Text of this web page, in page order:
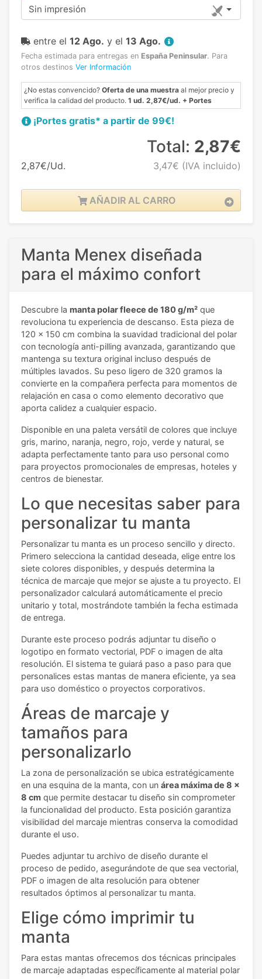
Sin impresión
entre el 12 Ago. y el 13 Ago.
Fecha estimada para entregas en España Peninsular. Para
otros destinos Ver Información
¿No estas convencido? Oferta de una muestra al mejor precio y
verifica la calidad del producto. 1 ud. 2,87€/ud. + Portes
¡Portes gratis* a partir de 99€!
2,87€/Ud.
Total: 2,87€
3,47€ (IVA incluido)
AÑADIR AL CARRO
Manta Menex diseñada
para el máximo confort
Descubre la manta polar fleece de 180 g/m² que
revoluciona tu experiencia de descanso. Esta pieza de
120 x 150 cm combina la suavidad tradicional del polar
con tecnología anti-pilling avanzada, garantizando que
mantenga su textura original incluso después de
múltiples lavados. Su peso ligero de 320 gramos la
convierte en la compañera perfecta para momentos de
relajación en casa o como elemento decorativo que
aporta calidez a cualquier espacio.
Disponible en una paleta versátil de colores que incluye
gris, marino, naranja, negro, rojo, verde y natural, se
adapta perfectamente tanto para uso personal como
para proyectos promocionales de empresas, hoteles y
centros de bienestar.
Lo que necesitas saber para
personalizar tu manta
Personalizar tu manta es un proceso sencillo y directo.
Primero selecciona la cantidad deseada, elige entre los
siete colores disponibles, y después determina la
técnica de marcaje que mejor se ajuste a tu proyecto. El
personalizador calculará automáticamente el precio
unitario y total, mostrándote también la fecha estimada
de entrega.
Durante este proceso podrás adjuntar tu diseño o
logotipo en formato vectorial, PDF o imagen de alta
resolución. El sistema te guiará paso a paso para que
personalices estas mantas de manera eficiente, ya sea
para uso doméstico o proyectos corporativos.
Áreas de marcaje y
tamaños para
personalizarlo
La zona de personalización se ubica estratégicamente
en una esquina de la manta, con un área máxima de 8 x
8 cm que permite destacar tu diseño sin comprometer
la funcionalidad del producto. Esta posición garantiza
visibilidad del marcaje mientras conserva la comodidad
durante el uso.
Puedes adjuntar tu archivo de diseño durante el
proceso de pedido, asegurándote de que sea vectorial,
PDF o imagen de alta resolución para obtener
resultados óptimos al personalizar tu manta.
Elige cómo imprimir tu
manta
Para estas mantas ofrecemos dos técnicas principales
de marcaje adaptadas específicamente al material polar